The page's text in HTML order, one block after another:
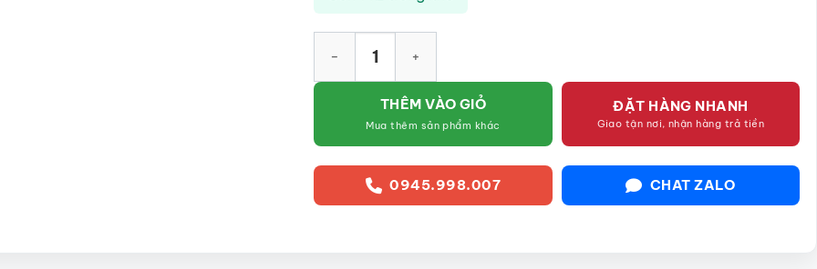
THÊM VÀO GIỎ
Mua thêm sản phẩm khác
ĐẶT HÀNG NHANH
Giao tận nơi, nhận hàng trả tiền
0945.998.007 CHAT ZALO